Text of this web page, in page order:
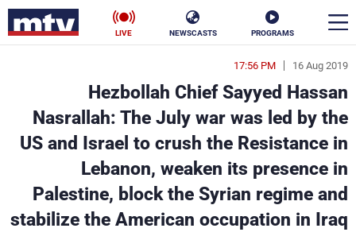
PROGRAMS
NEWSCASTS
LIVE
16 Aug 2019
17:56 PM
Hezbollah Chief Sayyed Hassan
Nasrallah: The July war was led by the
US and Israel to crush the Resistance in
Lebanon, weaken its presence in
Palestine, block the Syrian regime and
stabilize the American occupation in Iraq
en
الأخبار
سياسة ناس
إقتصاد فن
منوعات رياضة